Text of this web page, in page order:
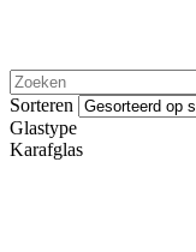
Sorteren
Glastype
Karafglas